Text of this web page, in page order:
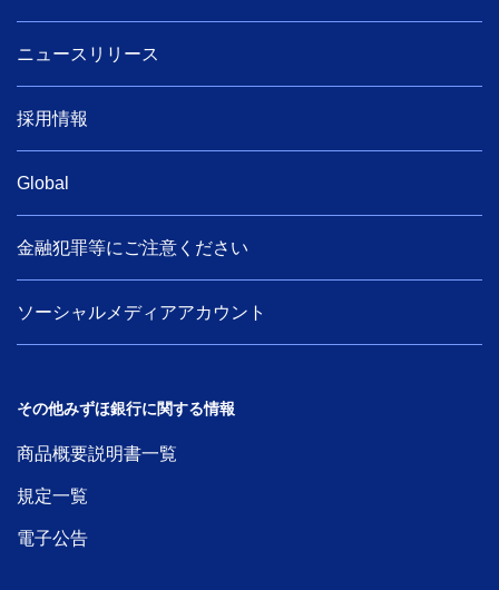
ニュースリリース
採用情報
Global
金融犯罪等にご注意ください
ソーシャルメディアアカウント
その他みずほ銀行に関する情報
商品概要説明書一覧
規定一覧
電子公告